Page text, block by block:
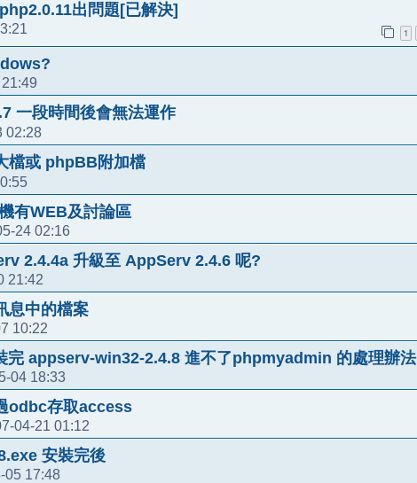
出問題[已解決]
1
一段時間後會無法運作
02:28
檔或 phpBB附加檔
有WEB及討論區
24 02:16
2.4.4a 升級至 AppServ 2.4.6 呢?
21:42
息中的檔案
10:22
完 appserv-win32-2.4.8 進不了phpmyadmin 的處理辦法
04 18:33
odbc存取access
04-21 01:12
安裝完後
05 17:48